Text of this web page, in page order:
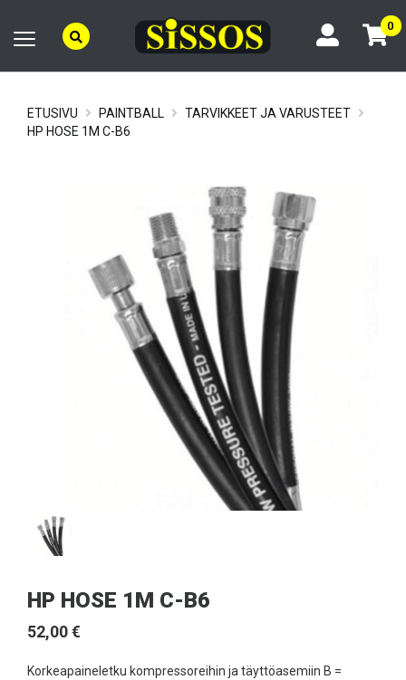
0
ETUSIVU PAINTBALL
TARVIKKEET JA VARUSTEET
HP HOSE 1M C-B6
HP HOSE 1M C-B6
52,00 €
Korkeapaineletku kompressoreihin ja täyttöasemiin B =